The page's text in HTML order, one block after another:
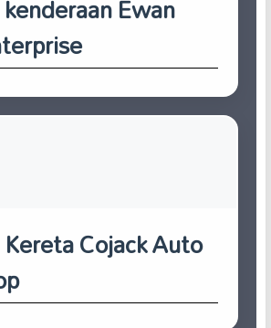
Cojack Auto